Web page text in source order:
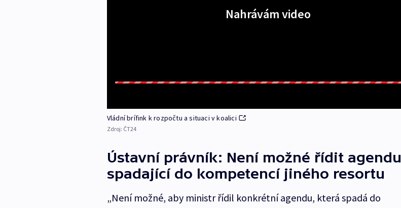
Nahrávám video
Vládní brífink k rozpočtu a situaci v koalici
Zdroj: ČT24
Ústavní právník: Není možné řídit agendu
spadající do kompetencí jiného resortu
„Není možné, aby ministr řídil konkrétní agendu, která spadá do